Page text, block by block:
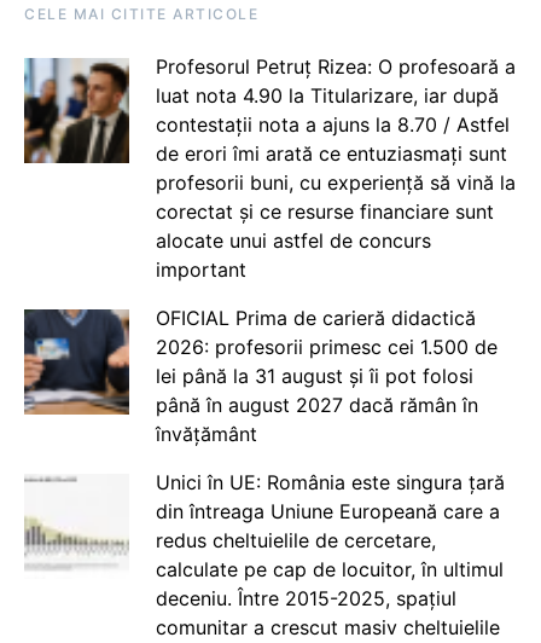
CELE MAI CITITE ARTICOLE
Profesorul Petruț Rizea: O profesoară a
luat nota 4.90 la Titularizare, iar după
contestații nota a ajuns la 8.70 / Astfel
de erori îmi arată ce entuziasmați sunt
profesorii buni, cu experiență să vină la
corectat și ce resurse financiare sunt
alocate unui astfel de concurs
important
OFICIAL Prima de carieră didactică
2026: profesorii primesc cei 1.500 de
lei până la 31 august și îi pot folosi
până în august 2027 dacă rămân în
învățământ
Unici în UE: România este singura țară
din întreaga Uniune Europeană care a
redus cheltuielile de cercetare,
calculate pe cap de locuitor, în ultimul
deceniu. Între 2015-2025, spațiul
comunitar a crescut masiv cheltuielile